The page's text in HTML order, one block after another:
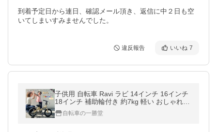
到着予定日から連日、確認メール頂き、返信に中２日も空
いてしまいすみませんでした。
違反報告 いいね 7
子供用 自転車 Ravi ラビ 14インチ 16インチ
18インチ 補助輪付き 約7kg 軽い おしゃれ
誕生日プレゼント 4歳 5歳 6歳 7歳 8歳 9歳 1
0歳 11歳 12歳
自転車の一勝堂